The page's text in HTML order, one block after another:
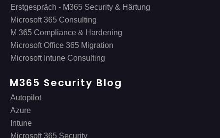
Erstgespräch - M365 Security & Härtung
Microsoft 365 Consulting
M 365 Compliance & Hardening
Microsoft Office 365 Migration
Microsoft Intune Consulting
M365 Security Blog
Autopilot
Azure
Intune
Microsoft 365 Security